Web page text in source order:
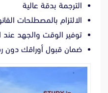
الترجمة بدقة عالية
الالتزام بالمصطلحات
توفير الوقت والجهد عند
ضمان قبول أوراقك دون